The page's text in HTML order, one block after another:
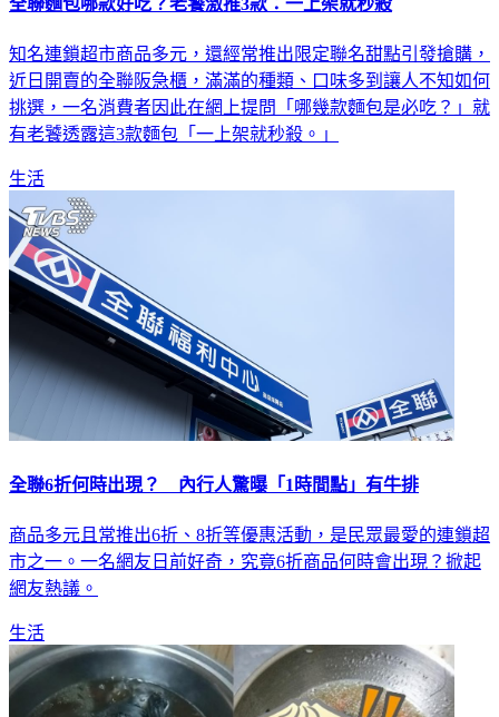
全聯麵包哪款好吃？老饕激推3款：一上架就秒殺
知名連鎖超市商品多元，還經常推出限定聯名甜點引發搶購，
近日開賣的全聯阪急櫃，滿滿的種類、口味多到讓人不知如何
挑選，一名消費者因此在網上提問「哪幾款麵包是必吃？」就
有老饕透露這3款麵包「一上架就秒殺。」
生活
全聯6折何時出現？ 內行人驚曝「1時間點」有牛排
商品多元且常推出6折、8折等優惠活動，是民眾最愛的連鎖超
市之一。一名網友日前好奇，究竟6折商品何時會出現？掀起
網友熱議。
生活